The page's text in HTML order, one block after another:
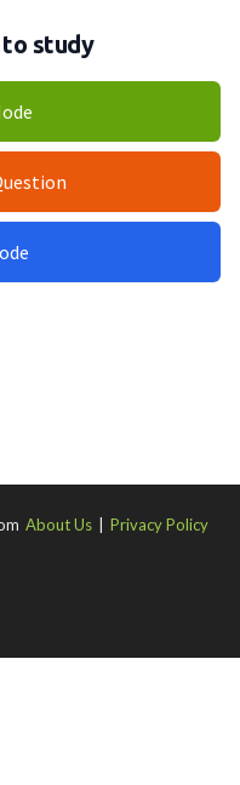
to study
About Us Privacy Policy